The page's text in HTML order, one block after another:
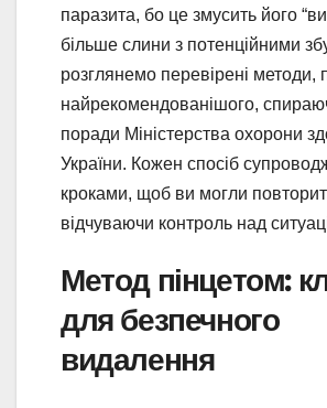
паразита, бо це змусить його
більше слини з потенційними
розглянемо перевірені методи,
найрекомендованішого,
поради Міністерства охорони
України. Кожен спосіб
кроками, щоб ви могли
відчуваючи контроль над
Метод пінцетом:
для безпечного
видалення